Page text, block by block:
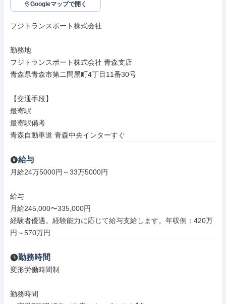
Googleマップで開く
フジトランスポート株式会社
勤務地
フジトランスポート株式会社 青森支店
青森県青森市第二問屋町4丁目11番30号
【交通手段】
最寄駅
最寄駅備考
青森自動車道 青森中央インターすぐ
給与
月給24万5000円～33万5000円
給与
月給245,000〜335,000円
経験者優遇。経験能力に応じて給与支給します。年収例：420万
円～570万円
勤務時間
変形労働時間制
勤務時間